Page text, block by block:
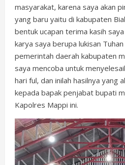
masyarakat, karena saya akan
yang baru yaitu di kabupaten
bentuk ucapan terima kasih
karya saya berupa lukisan
pemerintah daerah kabupaten
saya mencoba untuk
hari ful, dan inilah hasilnya yang
kepada bapak penjabat bupati
Kapolres Mappi ini.